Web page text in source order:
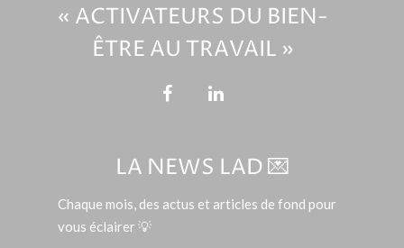
« ACTIVATEURS DU BIEN-
ÊTRE AU TRAVAIL »
LA NEWS LAD 💌
Chaque mois, des actus et articles de fond pour
vous éclairer 💡